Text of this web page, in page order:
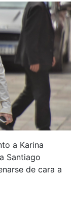
a Karina
Santiago
de cara a